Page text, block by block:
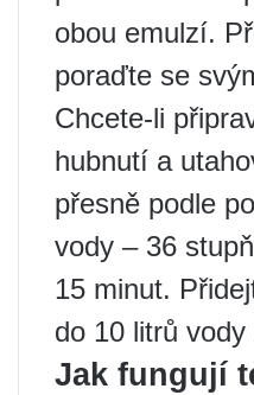
obou emulzí.
poraďte se
Chcete-li
hubnutí a
přesně podle
vody – 36
15 minut.
do 10 litrů
Jak fungují